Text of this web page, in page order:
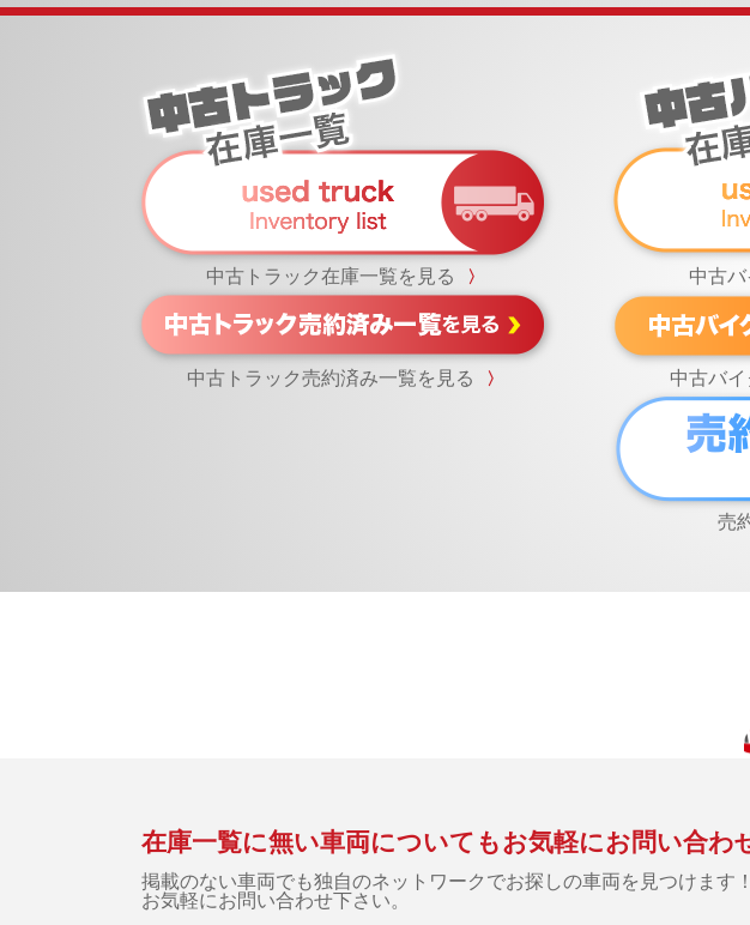
中古トラック在庫一覧を見る 〉 中古
中古トラック売約済み一覧を見る 〉 中古バ
売
在庫一覧に無い車両についてもお気軽にお問い合わ
掲載のない車両でも独自のネットワークでお探しの車両を見つけます！
お気軽にお問い合わせ下さい。